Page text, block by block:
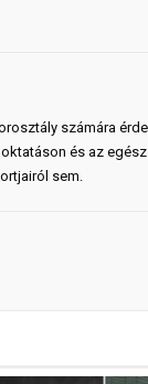
számára
és az
sem.